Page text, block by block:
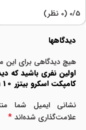
‫0/5 ‫(0 نظر)
دیدگاهها
هیچ دیدگاهی برای
اولین نفری باشید که
کامپکت اسکرو بیتزر 110 اسب مدل CSH8673-110Y-40P”
نشانی ایمیل شما
علامت‌گذاری شده‌اند *